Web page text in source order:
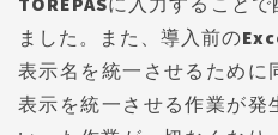
ました。また、導入前の
表示名を統一させるために
表示を統一させる作業が発